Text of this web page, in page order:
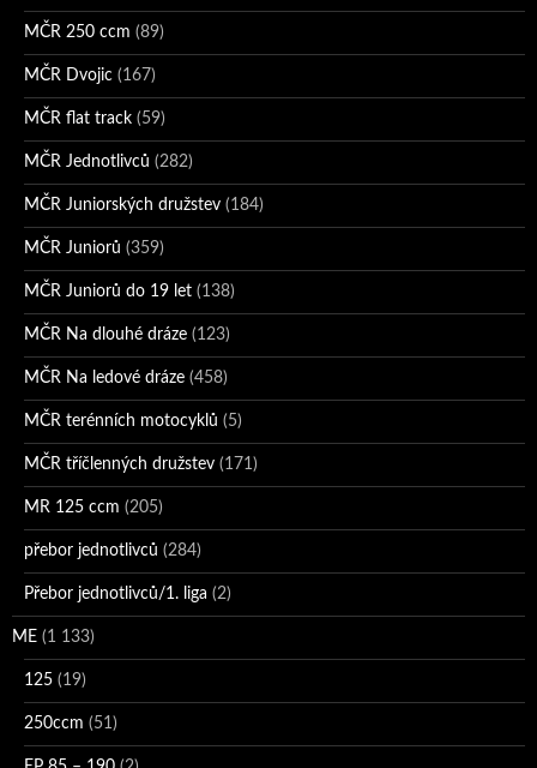
MČR 250 ccm (89)
MČR Dvojic (167)
MČR flat track (59)
MČR Jednotlivců (282)
MČR Juniorských družstev (184)
MČR Juniorů (359)
MČR Juniorů do 19 let (138)
MČR Na dlouhé dráze (123)
MČR Na ledové dráze (458)
MČR terénních motocyklů (5)
MČR tříčlenných družstev (171)
MR 125 ccm (205)
přebor jednotlivců (284)
Přebor jednotlivců/1. liga (2)
ME (1 133)
125 (19)
250ccm (51)